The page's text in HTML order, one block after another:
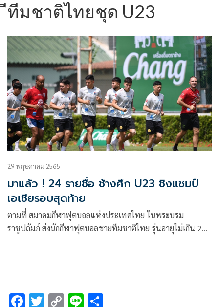
ีทีมชาติไทยชุด U23
29 พฤษภาคม 2565
มาแล้ว ! 24 รายชื่อ ช้างศึก U23 ชิงแชมป์
เอเชียรอบสุดท้าย
ตามที่ สมาคมกีฬาฟุตบอลแห่งประเทศไทย ในพระบรม
ราชูปถัมภ์ ส่งนักกีฬาฟุตบอลชายทีมชาติไทย รุ่นอายุไม่เกิน 23
F T C Li